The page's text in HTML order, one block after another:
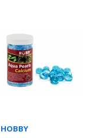
HOBBY